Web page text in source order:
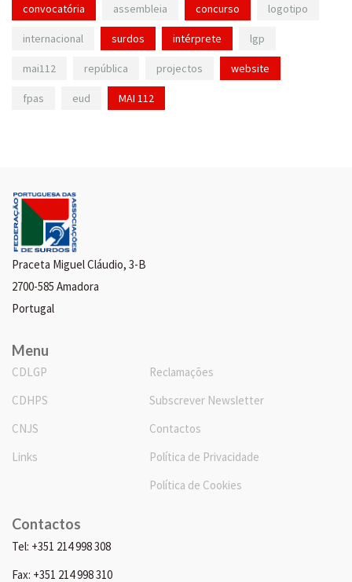
convocatória assembleia concurso logotipo
internacional surdos intérprete lgp
mai112 república projectos website
fpas eud MAI 112
Praceta Miguel Cláudio, 3-B
2700-585 Amadora
Portugal
Menu
CDLGP
CDHPS
CNJS
Links
Reclamações
Subscrever Newsletter
Contactos
Política de Privacidade
Política de Cookies
Contactos
Tel: +351 214 998 308
Fax: +351 214 998 310